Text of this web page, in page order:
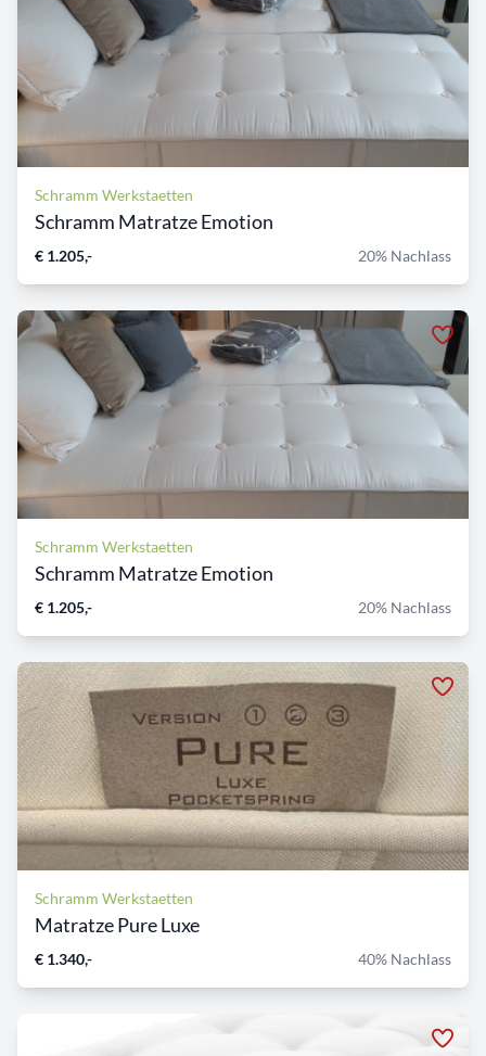
Schramm Werkstaetten
Schramm Matratze Emotion
€ 1.205,- 20% Nachlass
Schramm Werkstaetten
Schramm Matratze Emotion
€ 1.205,- 20% Nachlass
Schramm Werkstaetten
Matratze Pure Luxe
€ 1.340,- 40% Nachlass